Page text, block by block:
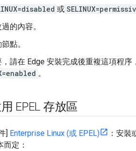
或
的內容。
點。
請在 Edge 安裝完成後重複這項程序
。
EPEL 存放區
] Enterprise Linux (或 EPEL)
：安
定：